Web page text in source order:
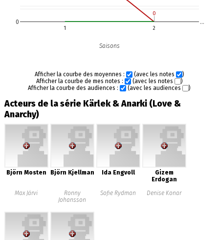
1 2
0 …
0
0
Saisons
Afficher la courbe des moyennes : (avec les notes
)
Afficher la courbe de mes notes :
(avec les notes
)
Afficher la courbe des audiences :
(avec les audiences )
Acteurs de la série Kärlek & Anarki (Love &
Anarchy)
Björn Mosten
Max Järvi
Björn Kjellman
Ronny
Johansson
Ida Engvoll
Sofie Rydman
Gizem
Erdogan
Denise Konar